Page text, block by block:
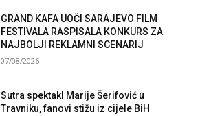
GRAND KAFA UOČI SARAJEVO FILM
FESTIVALA RASPISALA KONKURS ZA
NAJBOLJI REKLAMNI SCENARIJ
07/08/2026
Sutra spektakl Marije Šerifović u
Travniku, fanovi stižu iz cijele BiH